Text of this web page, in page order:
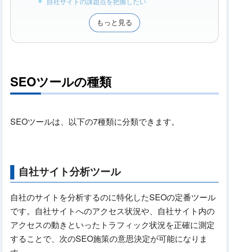
もっと見る
SEOツールの種類
SEOツールは、以下の7種類に分類できます。
自社サイト分析ツール
自社のサイトを分析するのに特化したSEOの定番ツール
です。自社サイトへのアクセス状況や、自社サイト内の
アクセスの動きといったトラフィック状況を正確に測定
することで、次のSEO施策の意思決定が可能になりま